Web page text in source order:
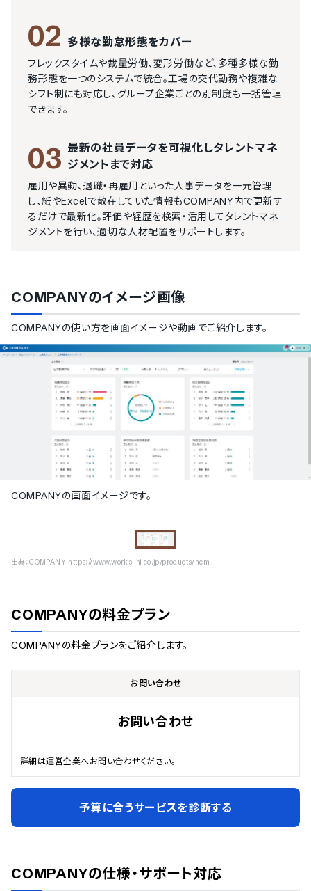
02 多様な勤怠形態をカバー
フレックスタイムや裁量労働、変形労働など、多種多様な勤
務形態を一つのシステムで統合。工場の交代勤務や複雑な
シフト制にも対応し、グループ企業ごとの別制度も一括管理
できます。
03 最新の社員データを可視化しタレントマネ
ジメントまで対応
雇用や異動、退職・再雇用といった人事データを一元管理
し、紙やExcelで散在していた情報もCOMPANY内で更新す
るだけで最新化。評価や経歴を検索・活用してタレントマネ
ジメントを行い、適切な人材配置をサポートします。
COMPANYのイメージ画像
COMPANYの使い方を画面イメージや動画でご紹介します。
COMPANYの画面イメージです。
出典：COMPANY https://www.works-hi.co.jp/products/hcm
COMPANYの料金プラン
COMPANYの料金プランをご紹介します。
お問い合わせ
お問い合わせ
詳細は運営企業へお問い合わせください。
予算に合うサービスを診断する
COMPANYの仕様・サポート対応